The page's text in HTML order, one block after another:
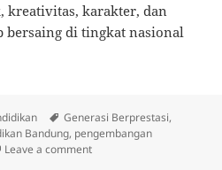
kreativitas, karakter, dan
bersaing di tingkat nasional
Tags
Generasi Berprestasi,
Bandung, pengembangan
Leave a commenton Pendidikan di